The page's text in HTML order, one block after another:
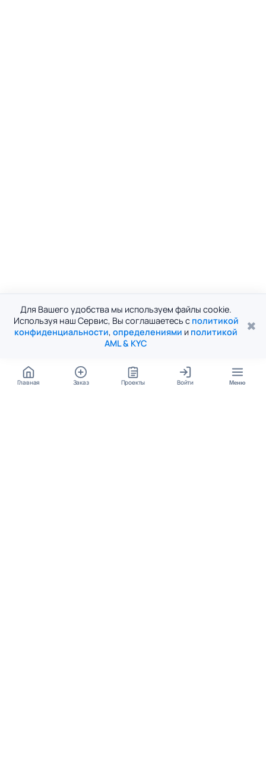
Для Вашего удобства мы используем файлы cookie.
Используя наш Сервис, Вы соглашаетесь с политикой
конфиденциальности, определениями и политикой
AML & KYC
✖
Главная Заказ Проекты Войти Меню